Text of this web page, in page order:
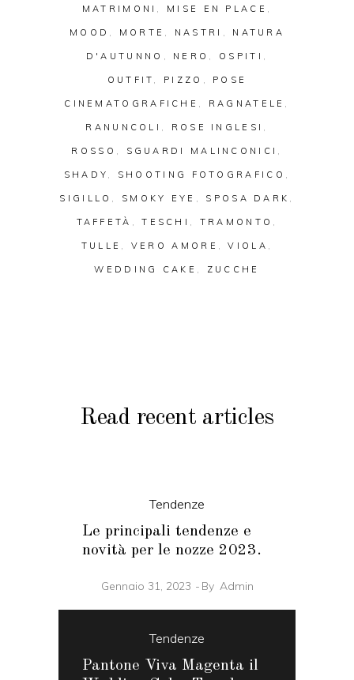
MATRIMONI , MISE EN PLACE ,
MOOD , MORTE , NASTRI , NATURA
D'AUTUNNO , NERO , OSPITI ,
OUTFIT , PIZZO , POSE
CINEMATOGRAFICHE , RAGNATELE ,
RANUNCOLI , ROSE INGLESI ,
ROSSO , SGUARDI MALINCONICI ,
SHADY , SHOOTING FOTOGRAFICO ,
SIGILLO , SMOKY EYE , SPOSA DARK ,
TAFFETÀ ,TESCHI , TRAMONTO ,
TULLE , VERO AMORE ,VIOLA ,
WEDDING CAKE , ZUCCHE
Read recent articles
Tendenze
Le principali tendenze e
novità per le nozze 2023.
Gennaio 31, 2023 By Admin
Tendenze
Pantone Viva Magenta il